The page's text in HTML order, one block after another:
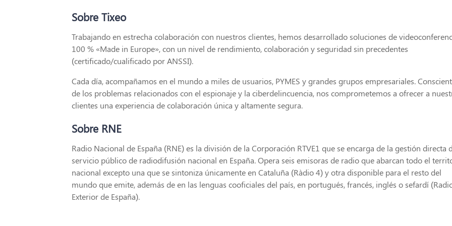
Sobre Tixeo
Trabajando en estrecha colaboración con nuestros clientes, hemos desarrollado soluciones de
100 % «Made in Europe», con un nivel de rendimiento, colaboración y seguridad sin precedentes
(certificado/cualificado por ANSSI).
Cada día, acompañamos en el mundo a miles de usuarios, PYMES y grandes grupos empresariales.
de los problemas relacionados con el espionaje y la ciberdelincuencia, nos comprometemos a ofrecer a
clientes una experiencia de colaboración única y altamente segura.
Sobre RNE
Radio Nacional de España (RNE) es la división de la Corporación RTVE1​ que se encarga de la gestión directa
servicio público de radiodifusión nacional en España. Opera seis emisoras de radio que abarcan todo el
nacional excepto una que se sintoniza únicamente en Cataluña (Ràdio 4)​ y otra disponible para el resto del
mundo que emite, además de en las lenguas cooficiales del país, en portugués, francés, inglés o sefardí
Exterior de España).